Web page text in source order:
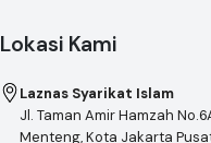
Lokasi Kami
Laznas Syarikat Islam
Jl. Taman Amir Hamzah
Menteng, Kota Jakarta